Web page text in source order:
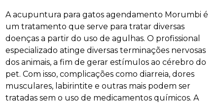
A acupuntura para gatos agendamento Morumbi é
um tratamento que serve para tratar diversas
doenças a partir do uso de agulhas. O profissional
especializado atinge diversas terminações nervosas
dos animais, a fim de gerar estímulos ao cérebro do
pet. Com isso, complicações como diarreia, dores
musculares, labirintite e outras mais podem ser
tratadas sem o uso de medicamentos químicos. A